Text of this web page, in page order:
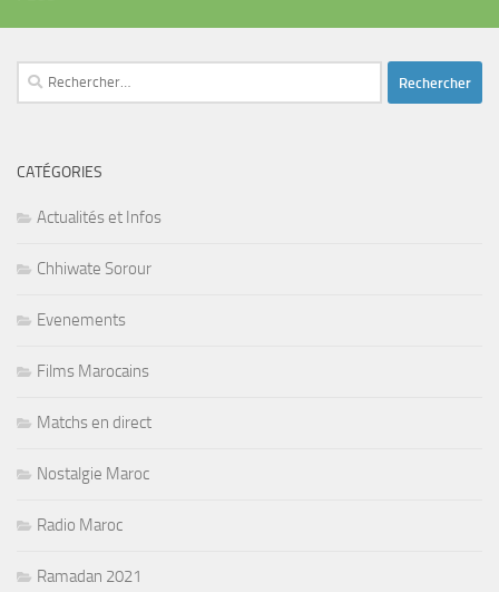
Rechercher :
CATÉGORIES
Actualités et Infos
Chhiwate Sorour
Evenements
Films Marocains
Matchs en direct
Nostalgie Maroc
Radio Maroc
Ramadan 2021